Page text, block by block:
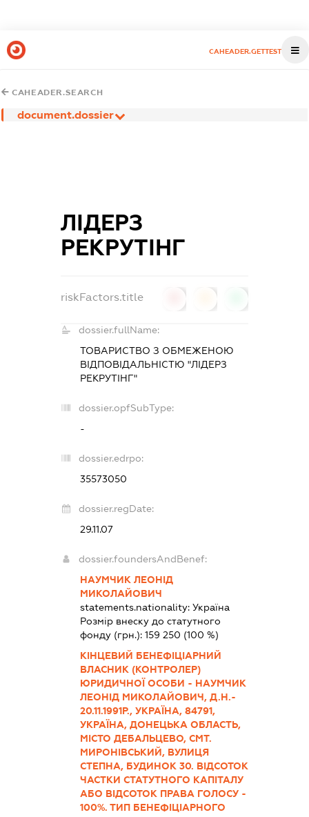
CAHEADER.GETTEST
CAHEADER.SEARCH
document.dossier
ЛІДЕРЗ
РЕКРУТІНГ
riskFactors.title
dossier.fullName:
ТОВАРИСТВО З ОБМЕЖЕНОЮ
ВІДПОВІДАЛЬНІСТЮ "ЛІДЕРЗ
РЕКРУТІНГ"
dossier.opfSubType:
-
dossier.edrpo:
35573050
dossier.regDate:
29.11.07
dossier.foundersAndBenef:
НАУМЧИК ЛЕОНІД
МИКОЛАЙОВИЧ
statements.nationality: Україна
Розмір внеску до статутного
фонду (грн.): 159 250 (100 %)
КІНЦЕВИЙ БЕНЕФІЦІАРНИЙ
ВЛАСНИК (КОНТРОЛЕР)
ЮРИДИЧНОЇ ОСОБИ - НАУМЧИК
ЛЕОНІД МИКОЛАЙОВИЧ, Д.Н.-
20.11.1991Р., УКРАЇНА, 84791,
УКРАЇНА, ДОНЕЦЬКА ОБЛАСТЬ,
МІСТО ДЕБАЛЬЦЕВО, СМТ.
МИРОНІВСЬКИЙ, ВУЛИЦЯ
СТЕПНА, БУДИНОК 30. ВІДСОТОК
ЧАСТКИ СТАТУТНОГО КАПІТАЛУ
АБО ВІДСОТОК ПРАВА ГОЛОСУ -
100%. ТИП БЕНЕФІЦІАРНОГО